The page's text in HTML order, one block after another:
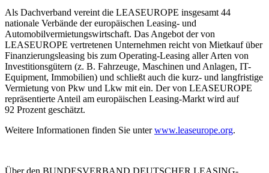
Als Dachverband vereint die LEASEUROPE insgesamt 44
nationale Verbände der europäischen Leasing- und
Automobilvermietungswirtschaft. Das Angebot der von
LEASEUROPE vertretenen Unternehmen reicht von Mietkauf über
Finanzierungsleasing bis zum Operating-Leasing aller Arten von
Investitionsgütern (z. B. Fahrzeuge, Maschinen und Anlagen, IT-
Equipment, Immobilien) und schließt auch die kurz- und langfristige
Vermietung von Pkw und Lkw mit ein. Der von LEASEUROPE
repräsentierte Anteil am europäischen Leasing-Markt wird auf
92 Prozent geschätzt.
Weitere Informationen finden Sie unterwww.leaseurope.org.
Über den BUNDESVERBAND DEUTSCHER LEASING-